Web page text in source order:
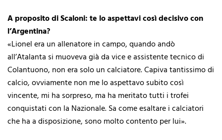
A proposito di Scaloni: te lo aspettavi così decisivo con
l’Argentina?
«Lionel era un allenatore in campo, quando andò
all’Atalanta si muoveva già da vice e assistente tecnico di
Colantuono, non era solo un calciatore. Capiva tantissimo di
calcio, ovviamente non me lo aspettavo subito così
vincente, mi ha sorpreso, ma ha meritato tutti i trofei
conquistati con la Nazionale. Sa come esaltare i calciatori
che ha a disposizione, sono molto contento per lui».